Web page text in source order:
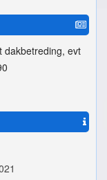
dakbetreding, evt